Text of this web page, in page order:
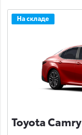
На складе
Toyota Camry